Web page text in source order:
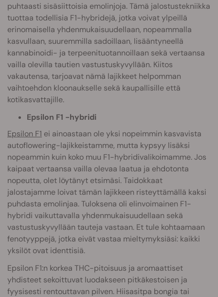
puhtaasti sisäsiittoisia emolinjoja. Tämä jalostustekniikka
tuottaa todellisia F1-hybridejä, jotka voivat ylpeillä
erinomaisella yhdenmukaisuudellaan, nopeammalla
kasvullaan, suuremmilla sadoillaan, lisääntyneellä
kannabinoidi- ja terpeenituotannoillaan sekä vertaansa
vailla olevilla tautien vastustuskyvyllään. Kiitos
vakautensa, tarjoavat nämä lajikkeet helpomman
vaihtoehdon kloonaukselle sekä kaupallisille että
kotikasvattajille.
Epsilon F1 -hybridi
Epsilon F1 ei ainoastaan ole yksi nopeimmin kasvavista
autoflowering-lajikkeistamme, mutta kypsyy lisäksi
nopeammin kuin koko muu F1-hybridivalikoimamme. Jos
kaipaat vertaansa vailla olevaa laatua ja ehdotonta
nopeutta, olet löytänyt etsimäsi. Taidokkaat
jalostajamme loivat tämän lajikkeen risteyttämällä kaksi
puhdasta emolinjaa. Tuloksena oli elinvoimainen F1-
hybridi vaikuttavalla yhdenmukaisuudellaan sekä
vastustuskyvyllään tauteja vastaan. Et tule kohtaamaan
fenotyyppejä, jotka eivät vastaa mieltymyksiäsi: kaikki
yksilöt ovat identtisiä.
Epsilon F1:n korkea THC-pitoisuus ja aromaattiset
yhdisteet sekoittuvat luodakseen pitkäkestoisen ja
fyysisesti rentouttavan pilven. Hiisasitpa bongia tai